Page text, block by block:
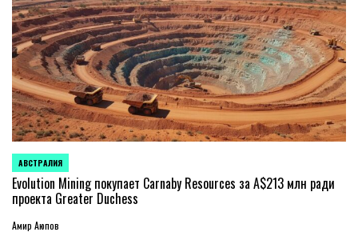
ОПУБЛИКОВАНО
В
АВСТРАЛИЯ
Evolution Mining покупает Carnaby Resources за A$213 млн ради
проекта Greater Duchess
Амир Аюпов